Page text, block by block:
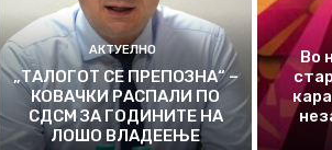
АКТУЕЛНО
„ТАЛОГОТ СЕ ПРЕПОЗНА“ –
КОВАЧКИ РАСПАЛИ ПО
СДСМ ЗА ГОДИНИТЕ НА
ЛОШО ВЛАДЕЕЊЕ
Во